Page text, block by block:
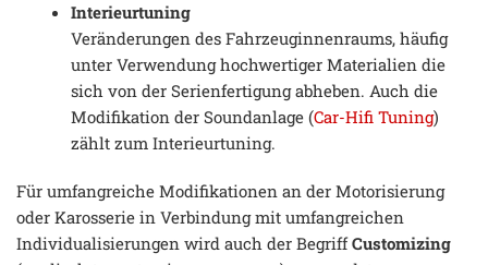
Interieurtuning
Veränderungen des Fahrzeuginnenraums, häufig
unter Verwendung hochwertiger Materialien die
sich von der Serienfertigung abheben. Auch die
Modifikation der Soundanlage (Car-Hifi Tuning)
zählt zum Interieurtuning.
Für umfangreiche Modifikationen an der Motorisierung
oder Karosserie in Verbindung mit umfangreichen
Individualisierungen wird auch der BegriffCustomizing